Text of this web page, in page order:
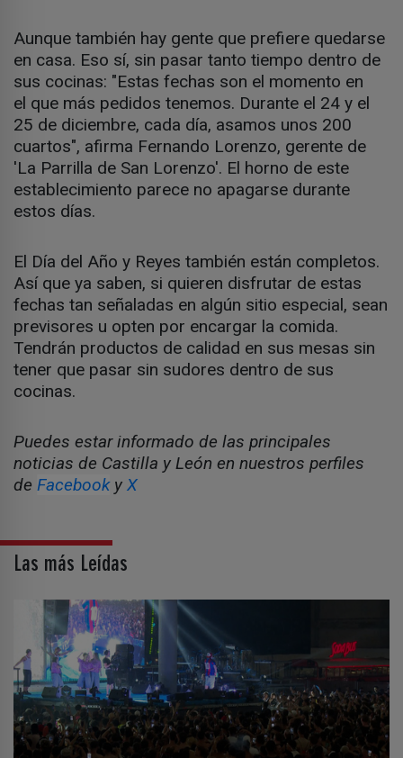
Aunque también hay gente que prefiere quedarse
en casa. Eso sí, sin pasar tanto tiempo dentro de
sus cocinas: "Estas fechas son el momento en
el que más pedidos tenemos. Durante el 24 y el
25 de diciembre, cada día, asamos unos 200
cuartos", afirma Fernando Lorenzo, gerente de
'La Parrilla de San Lorenzo'. El horno de este
establecimiento parece no apagarse durante
estos días.
El Día del Año y Reyes también están completos.
Así que ya saben, si quieren disfrutar de estas
fechas tan señaladas en algún sitio especial, sean
previsores u opten por encargar la comida.
Tendrán productos de calidad en sus mesas sin
tener que pasar sin sudores dentro de sus
cocinas.
Puedes estar informado de las principales
noticias de Castilla y León en nuestros perfiles
de Facebooky X
Las más Leídas